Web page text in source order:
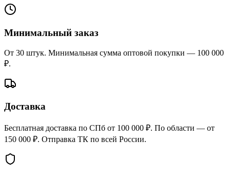
Минимальный заказ
От 30 штук. Минимальная сумма оптовой покупки — 100 000
₽.
Доставка
Бесплатная доставка по СПб от 100 000 ₽. По области — от
150 000 ₽. Отправка ТК по всей России.